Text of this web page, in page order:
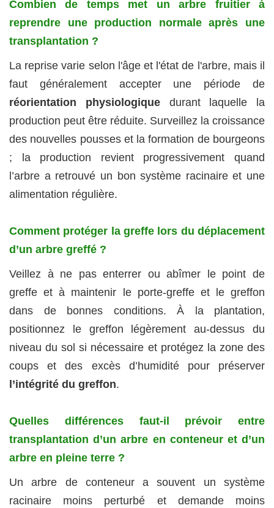
Combien de temps met un arbre fruitier à
reprendre une production normale après une
transplantation ?
La reprise varie selon l'âge et l'état de l'arbre, mais il
faut généralement accepter une période de
réorientation physiologiquedurant laquelle la
production peut être réduite. Surveillez la croissance
des nouvelles pousses et la formation de bourgeons
; la production revient progressivement quand
l’arbre a retrouvé un bon système racinaire et une
alimentation régulière.
Comment protéger la greffe lors du déplacement
d’un arbre greffé ?
Veillez à ne pas enterrer ou abîmer le point de
greffe et à maintenir le porte-greffe et le greffon
dans de bonnes conditions. À la plantation,
positionnez le greffon légèrement au-dessus du
niveau du sol si nécessaire et protégez la zone des
coups et des excès d’humidité pour préserver
l’intégrité du greffon.
Quelles différences faut-il prévoir entre
transplantation d’un arbre en conteneur et d’un
arbre en pleine terre ?
Un arbre de conteneur a souvent un système
racinaire moins perturbé et demande moins